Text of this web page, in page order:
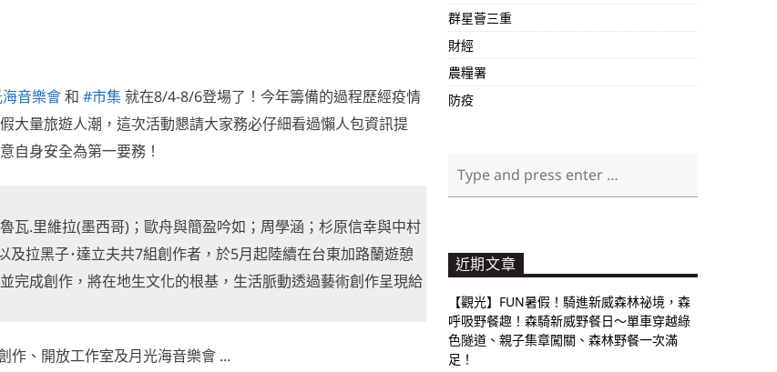
音樂會和 #市集就在8/4-8/6登場了！今年籌備的過程歷經疫情
大量旅遊人潮，這次活動懇請大家務必仔細看過懶人包資訊提
自身安全為第一要務！
瓦.里維拉(墨西哥)；歐舟與簡盈吟如；周學涵；杉原信幸與中村
及拉黑子･達立夫共7組創作者，於5月起陸續在台東加路蘭遊憩
完成創作，將在地生文化的根基，生活脈動透過藝術創作呈現給
群星薈三重
財經
農糧署
防疫
近期文章
【觀光】FUN暑假！騎進新威森林祕境，森
呼吸野餐趣！森騎新威野餐日～單車穿越綠
色隧道、親子集章闖關、森林野餐一次滿
足！